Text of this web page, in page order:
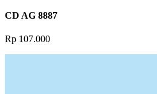
CD AG 8887
Rp 107.000